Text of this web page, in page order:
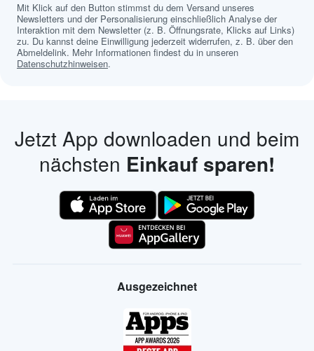
Mit Klick auf den Button stimmst du dem Versand unseres
Newsletters und der Personalisierung einschließlich Analyse der
Interaktion mit dem Newsletter (z. B. Öffnungsrate, Klicks auf Links)
zu. Du kannst deine Einwilligung jederzeit widerrufen, z. B. über den
Abmeldelink. Mehr Informationen findest du in unseren
Datenschutzhinweisen.
Jetzt App downloaden und beim
nächsten Einkauf sparen!
Ausgezeichnet